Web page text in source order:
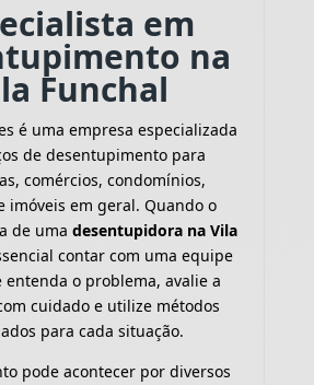
em
na
Funchal
é uma empresa especializada
de desentupimento para
comércios, condomínios,
imóveis em geral. Quando o
de uma desentupidora na Vila
contar com uma equipe
entenda o problema, avalie a
cuidado e utilize métodos
para cada situação.
pode acontecer por diversos